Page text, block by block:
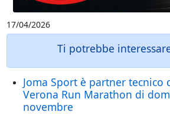
17/04/2026
Ti potrebbe
Joma Sport è partner tecnico
Verona Run Marathon di
novembre